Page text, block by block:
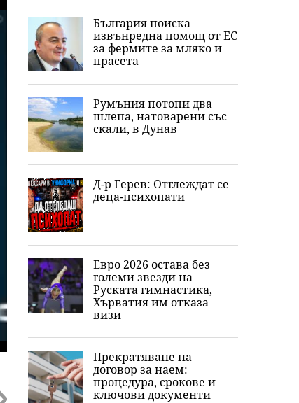
България поиска
извънредна помощ от ЕС
за фермите за мляко и
прасета
Румъния потопи два
шлепа, натоварени със
скали, в Дунав
Д-р Герев: Отглеждат се
деца-психопати
Евро 2026 остава без
големи звезди на
Руската гимнастика,
Хърватия им отказа
визи
Прекратяване на
договор за наем:
процедура, срокове и
ключови документи